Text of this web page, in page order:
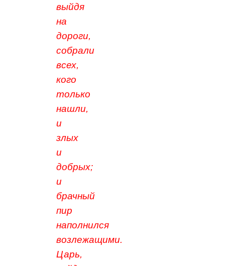
выйдя
на
дороги,
собрали
всех,
кого
только
нашли,
и
злых
и
добрых;
и
брачный
пир
наполнился
возлежащими.
Царь,